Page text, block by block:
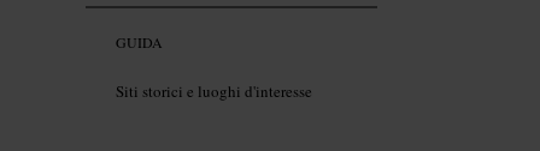
GUIDA
Siti storici e luoghi d'interesse